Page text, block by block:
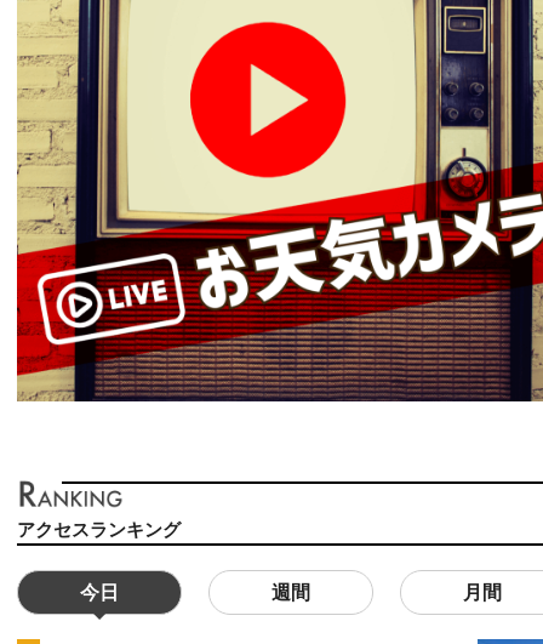
アクセスランキング
今日 週間 月間